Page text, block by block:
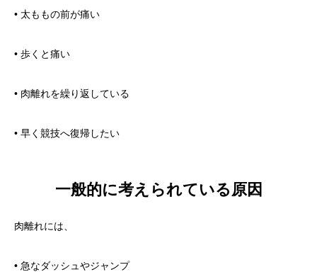
• 太ももの前が痛い
• 歩くと痛い
• 肉離れを繰り返している
• 早く競技へ復帰したい
一般的に考えられている原因
肉離れには、
• 急なダッシュやジャンプ